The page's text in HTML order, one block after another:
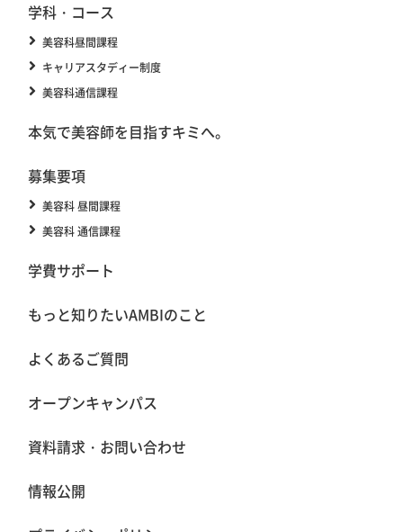
学科・コース
美容科昼間課程
キャリアスタディー制度
美容科通信課程
本気で美容師を目指すキミへ。
募集要項
美容科 昼間課程
美容科 通信課程
学費サポート
もっと知りたいAMBIのこと
よくあるご質問
オープンキャンパス
資料請求・お問い合わせ
情報公開